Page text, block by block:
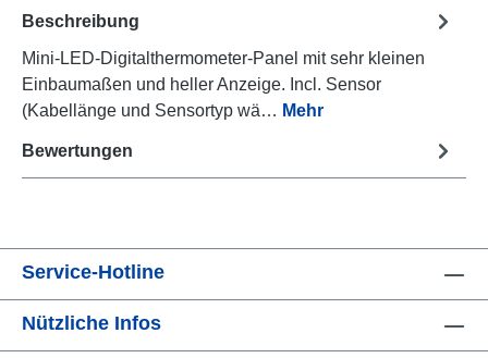
Beschreibung
Mini-LED-Digitalthermometer-Panel mit sehr kleinen
Einbaumaßen und heller Anzeige. Incl. Sensor
(Kabellänge und Sensortyp wä… Mehr
Bewertungen
Service-Hotline
Nützliche Infos